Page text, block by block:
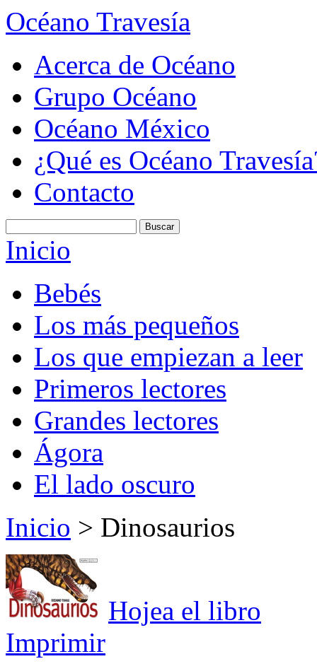
Océano Travesía
Acerca de Océano
Grupo Océano
Océano México
¿Qué es Océano
Contacto
Inicio
Bebés
Los más pequeños
Los que empiezan a leer
Primeros lectores
Grandes lectores
Ágora
El lado oscuro
Inicio > Dinosaurios
Hojea el libro
Imprimir